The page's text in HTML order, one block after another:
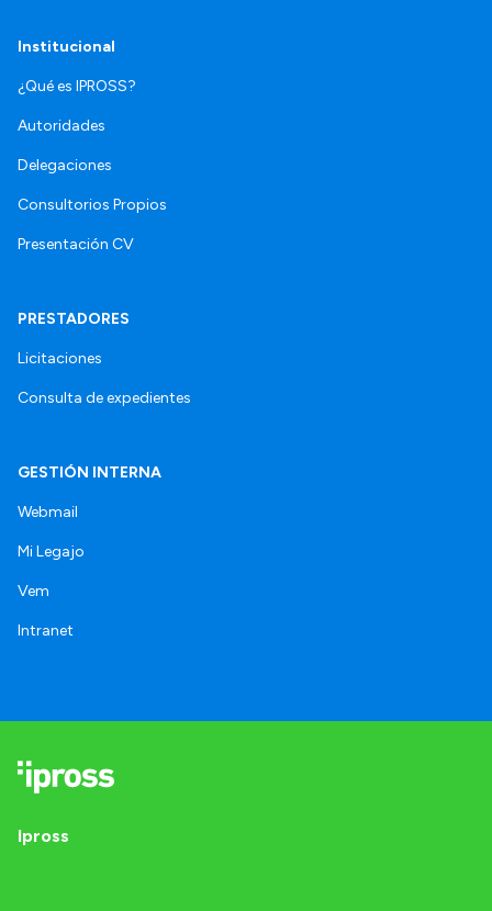
Institucional
¿Qué es IPROSS?
Autoridades
Delegaciones
Consultorios Propios
Presentación CV
PRESTADORES
Licitaciones
Consulta de expedientes
GESTIÓN INTERNA
Webmail
Mi Legajo
Vem
Intranet
Ipross